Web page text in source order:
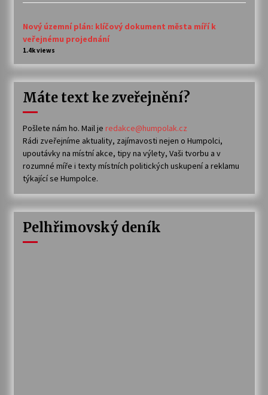
Nový územní plán: klíčový dokument města míří k
veřejnému projednání
1.4k views
Máte text ke zveřejnění?
Pošlete nám ho. Mail je redakce@humpolak.cz
Rádi zveřejníme aktuality, zajímavosti nejen o Humpolci,
upoutávky na místní akce, tipy na výlety, Vaši tvorbu a v
rozumné míře i texty místních politických uskupení a reklamu
týkající se Humpolce.
Pelhřimovský deník